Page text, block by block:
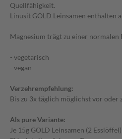
Quellfähigkeit.
Linusit GOLD Leinsamen enthalten
Magnesium trägt zu einer
- vegetarisch
- vegan
Verzehrempfehlung:
Bis zu 3x täglich möglichst vor oder
Als pure Variante:
Je 15g GOLD Leinsamen (2